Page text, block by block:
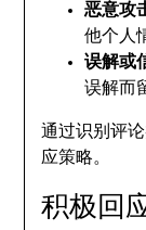
恶意攻
他个人
误解或
误解而
通过识别评
应策略。
积极回